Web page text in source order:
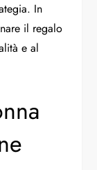
In
il regalo
e al